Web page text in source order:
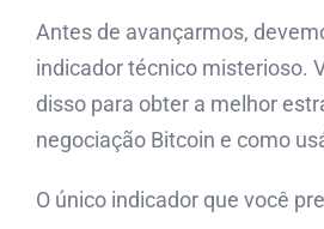
Antes de avançarmos,
indicador técnico misterioso.
disso para obter a melhor
negociação Bitcoin e como
O único indicador que você